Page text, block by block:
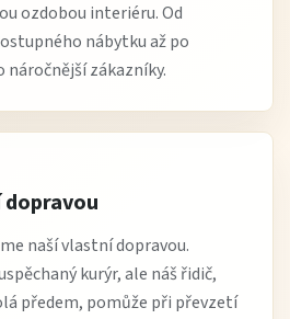
ozdobou interiéru. Od
nábytku až po
náročnější zákazníky.
naší vlastní dopravou.
kurýr, ale náš řidič,
předem, pomůže při převzetí